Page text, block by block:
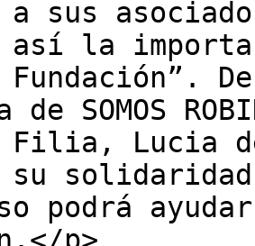
sus
así la
SOMOS
Filia, Lucia
su
podrá